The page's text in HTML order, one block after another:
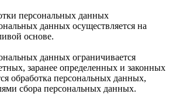
персональных данных
данных осуществляется на
основе.
данных ограничивается
заранее определенных и законных
обработка персональных данных,
сбора персональных данных.